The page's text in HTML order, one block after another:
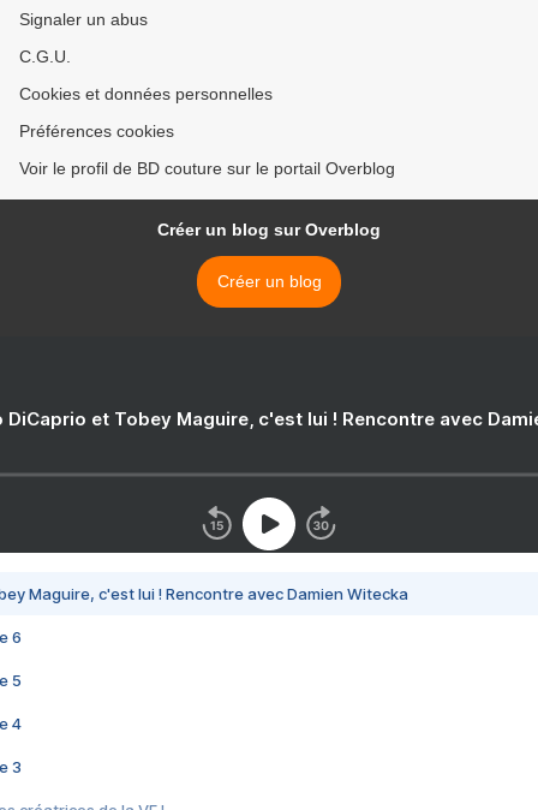
Signaler un abus
C.G.U.
Cookies et données personnelles
Préférences cookies
Voir le profil de BD couture sur le portail Overblog
Créer un blog sur Overblog
Créer un blog
DiCaprio et Tobey Maguire, c'est lui ! Rencontre avec
Maguire, c'est lui ! Rencontre avec Damien Witecka
6
5
4
3